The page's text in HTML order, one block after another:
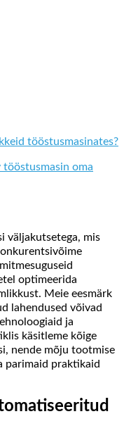
tööstusmasinates?
tööstusmasin oma
väljakutsetega, mis
optimeerida
Meie eesmärk
lahendused võivad
ja
käsitleme kõige
nende mõju tootmise
parimaid praktikaid